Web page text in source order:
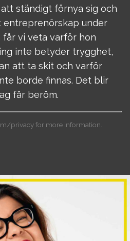
ständigt förnya sig och
entreprenörskap under
får vi veta varför hon
inte betyder trygghet,
att ta skit och varför
borde finnas. Det blir
får beröm.
privacyfor more information.